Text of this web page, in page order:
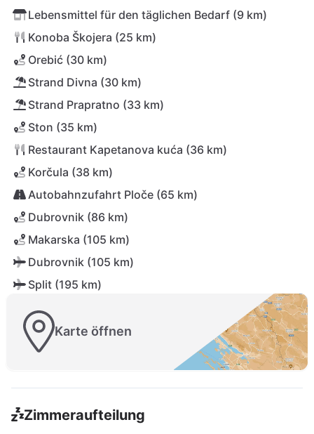
Lebensmittel für den täglichen Bedarf (9 km)
Konoba Škojera (25 km)
Orebić (30 km)
Strand Divna (30 km)
Strand Prapratno (33 km)
Ston (35 km)
Restaurant Kapetanova kuća (36 km)
Korčula (38 km)
Autobahnzufahrt Ploče (65 km)
Dubrovnik (86 km)
Makarska (105 km)
Dubrovnik (105 km)
Split (195 km)
Karte öffnen
Zimmeraufteilung